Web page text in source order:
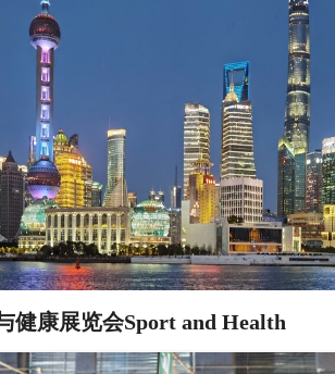
健康展览会Sport and Health